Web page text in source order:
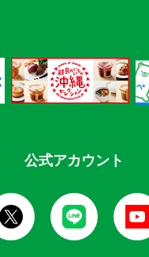
公式アカウント